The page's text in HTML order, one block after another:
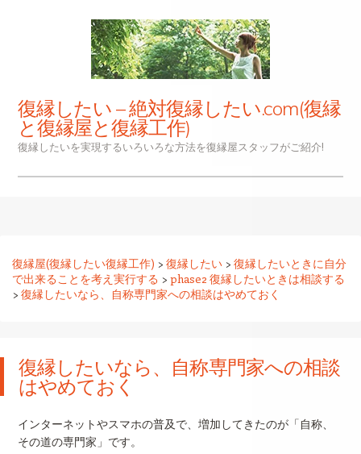
復縁したい – 絶対復縁したい.com(復縁
と復縁屋と復縁工作)
復縁したいを実現するいろいろな方法を復縁屋スタッフがご紹介!
復縁屋(復縁したい復縁工作) > 復縁したい > 復縁したいときに自分
で出来ることを考え実行する > phase2 復縁したいときは相談する
> 復縁したいなら、自称専門家への相談はやめておく
復縁したいなら、自称専門家への相談
はやめておく
インターネットやスマホの普及で、増加してきたのが「自称、
その道の専門家」です。